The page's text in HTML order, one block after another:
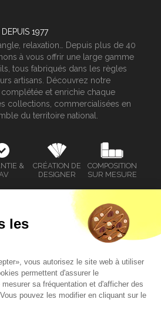
1977
relaxation… Depuis plus de 40
à vous offrir une large gamme
tous fabriqués dans les règles
artisans. Découvrez notre
et enrichie chaque
collections, commercialisées en
du territoire national.
&
CRÉATION DE
DESIGNER
COMPOSITION
SUR MESURE
SERVICE CLIENT
MAGASINS HOMESALONS
MENTIONS LÉGALES
les
vous autorisez le site web à utiliser
permettent d'assurer le
sa fréquentation et d'afficher des
pouvez les modifier en cliquant sur le